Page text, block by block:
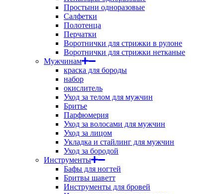
Простыни одноразовые
Салфетки
Полотенца
Перчатки
Воротнички для стрижки в рулоне
Воротнички для стрижки нетканые
Мужчинам
краска для бороды
набор
окислитель
Уход за телом для мужчин
Бритье
Парфюмерия
Уход за волосами для мужчин
Уход за лицом
Укладка и стайлинг для мужчин
Уход за бородой
Инструменты
Бафы для ногтей
Бритвы шаветт
Инструменты для бровей